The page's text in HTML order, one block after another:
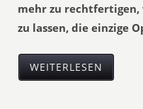
mehr zu rechtfertigen,
zu lassen, die einzige
WEITERLESEN